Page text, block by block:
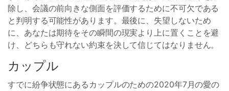
除し、会議の前向きな側面を評価するために不可欠である
と判明する可能性があります。最後に、失望しないため
に、あなたは期待をその瞬間の現実より上に置くことを避
け、どちらも守れない約束を決して信じてはなりません。
カップル
すでに紛争状態にあるカップルのための2020年7月の愛の